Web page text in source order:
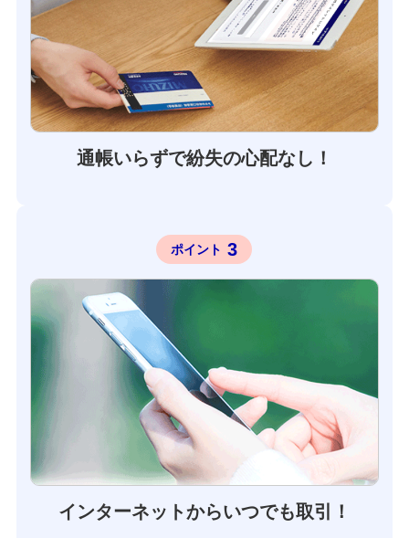
通帳いらずで紛失の心配なし！
ポイント 3
インターネットからいつでも取引！